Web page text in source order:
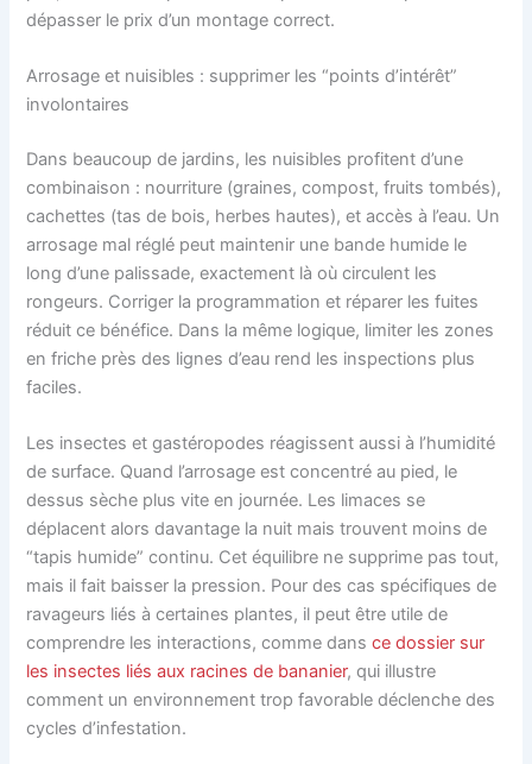
dépasser le prix d’un montage correct.
Arrosage et nuisibles : supprimer les “points d’intérêt”
involontaires
Dans beaucoup de jardins, les nuisibles profitent d’une
combinaison : nourriture (graines, compost, fruits tombés),
cachettes (tas de bois, herbes hautes), et accès à l’eau. Un
arrosage mal réglé peut maintenir une bande humide le
long d’une palissade, exactement là où circulent les
rongeurs. Corriger la programmation et réparer les fuites
réduit ce bénéfice. Dans la même logique, limiter les zones
en friche près des lignes d’eau rend les inspections plus
faciles.
Les insectes et gastéropodes réagissent aussi à l’humidité
de surface. Quand l’arrosage est concentré au pied, le
dessus sèche plus vite en journée. Les limaces se
déplacent alors davantage la nuit mais trouvent moins de
“tapis humide” continu. Cet équilibre ne supprime pas tout,
mais il fait baisser la pression. Pour des cas spécifiques de
ravageurs liés à certaines plantes, il peut être utile de
comprendre les interactions, comme dansce dossier sur
les insectes liés aux racines de bananier, qui illustre
comment un environnement trop favorable déclenche des
cycles d’infestation.